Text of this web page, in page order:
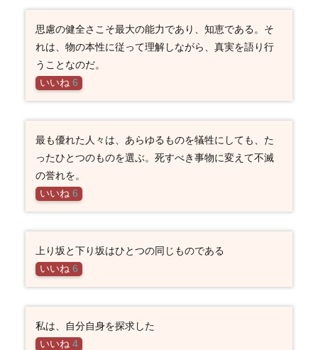
思慮の健全さこそ最大の能力であり、知恵である。そ
れは、物の本性に従って理解しながら、真実を語り行
うことなのだ。
いいね 6
最も優れた人々は、あらゆるものを犠牲にしても、た
ったひとつのものを選ぶ。死すべき事物に変えて不滅
の誉れを。
いいね 6
上り坂と下り坂はひとつの同じものである
いいね 6
私は、自分自身を探求した
いいね 4